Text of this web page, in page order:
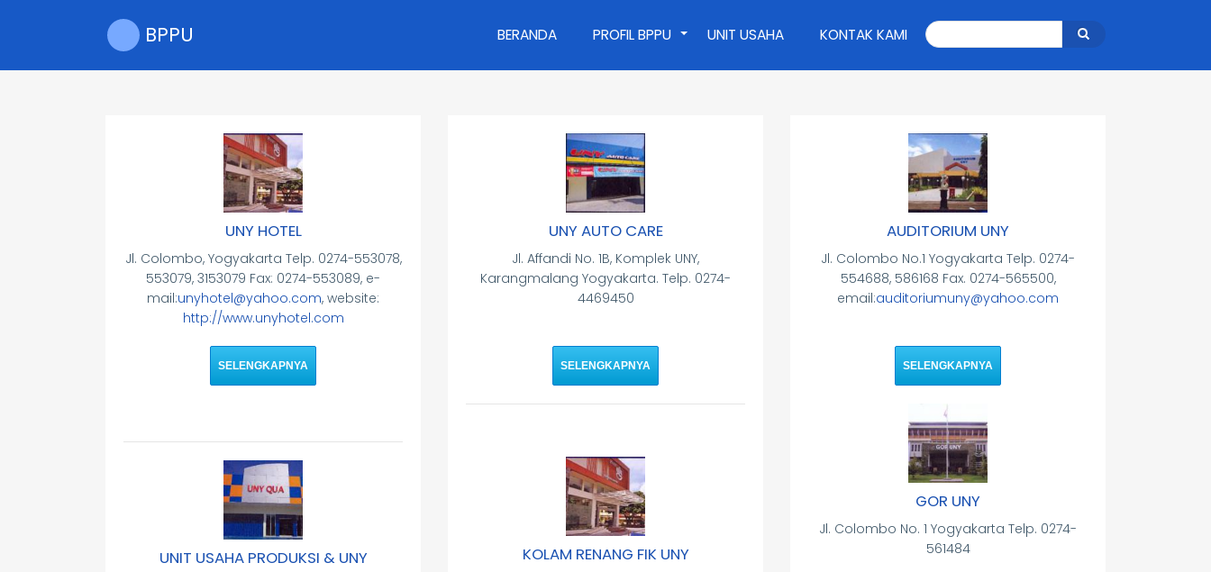
content
BPPU Search
Search
BERANDA +
PROFIL BPPU UNIT USAHA KONTAK KAMI
UNY HOTEL
Jl. Colombo, Yogyakarta Telp. 0274-553078,
553079, 3153079 Fax: 0274-553089, e-
mail:unyhotel@yahoo.com, website:
http://www.unyhotel.com
SELENGKAPNYA
UNIT USAHA PRODUKSI & UNY
UNY AUTO CARE
Jl. Affandi No. 1B, Komplek UNY,
Karangmalang Yogyakarta. Telp. 0274-
4469450
SELENGKAPNYA
KOLAM RENANG FIK UNY
AUDITORIUM UNY
Jl. Colombo No.1 Yogyakarta Telp. 0274-
554688, 586168 Fax. 0274-565500,
email:auditoriumuny@yahoo.com
SELENGKAPNYA
GOR UNY
Jl. Colombo No. 1 Yogyakarta Telp. 0274-
561484